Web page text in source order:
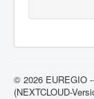
© 2026 EUREGIO
(NEXTCLOUD-